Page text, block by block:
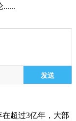
......
发送
超过3亿年，大部